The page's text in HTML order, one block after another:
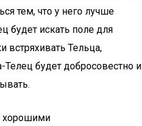
тем, что у него лучше
будет искать поле для
встряхивать Тельца,
будет добросовестно и
хорошими